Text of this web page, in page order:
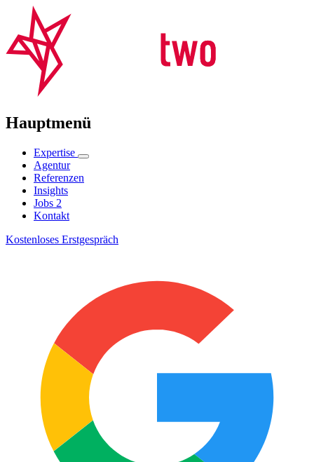
Hauptmenü
Expertise
Agentur
Referenzen
Insights
Jobs 2
Kontakt
Kostenloses Erstgespräch